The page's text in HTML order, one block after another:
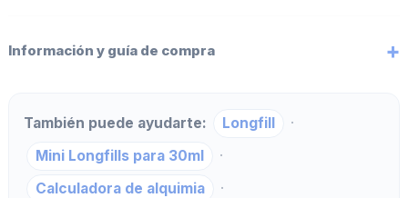
Información y guía de compra
También puede ayudarte: Longfill
·
Mini Longfills para 30ml
·
Calculadora de alquimia
·